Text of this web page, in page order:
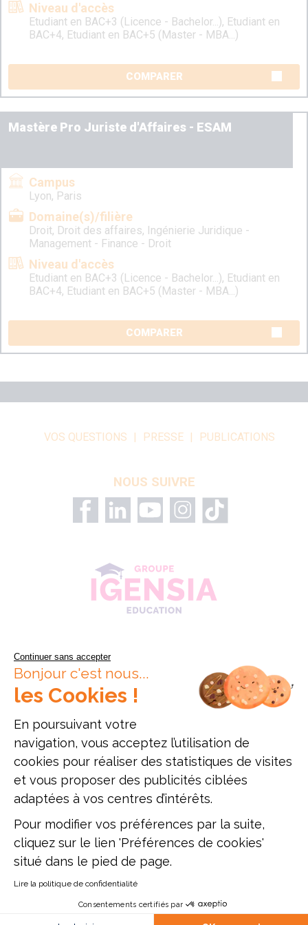
Niveau d'accès
Etudiant en BAC+3 (Licence - Bachelor...), Etudiant en
BAC+4, Etudiant en BAC+5 (Master - MBA...)
COMPARER
Mastère Pro Juriste d'Affaires - ESAM
Campus
Lyon, Paris
Domaine(s)/filière
Droit, Droit des affaires, Ingénierie Juridique -
Management - Finance - Droit
Niveau d'accès
Etudiant en BAC+3 (Licence - Bachelor...), Etudiant en
BAC+4, Etudiant en BAC+5 (Master - MBA...)
COMPARER
VOS QUESTIONS PRESSE PUBLICATIONS
NOUS SUIVRE
Données personnelles Mentions légales
Offres d'emploi
Établissement d'enseignement supérieur privé, Association à but non
lucratif
ESAM Paris - 12, rue Alexandre Parodi - 75010 Paris - Tél. : 01 89 71 24
54
ESAM Lyon - 47, rue du Sergent Michel Berthet - 69009 Lyon - Tél. : 04
51 42 10 96
Continuer sans accepter
Bonjour c'est nous...
les Cookies !
En poursuivant votre
navigation, vous acceptez l’utilisation de
cookies pour réaliser des statistiques de visites
et vous proposer des publicités ciblées
adaptées à vos centres d’intérêts.
Pour modifier vos préférences par la suite,
cliquez sur le lien 'Préférences de cookies'
situé dans le pied de page.
Lire la politique de confidentialité
Consentements certifiés par